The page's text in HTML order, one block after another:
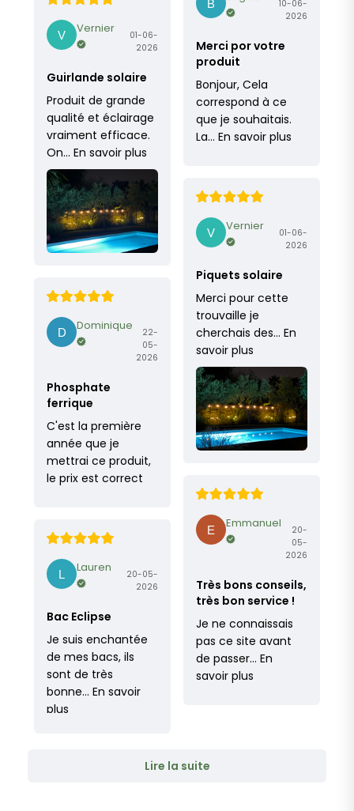
10-06-
2026
Merci por votre
produit
Bonjour, Cela
correspond à ce
que je souhaitais.
La… En savoir plus
Vernier
01-06-
2026
Guirlande solaire
Produit de grande
qualité et éclairage
vraiment efficace.
On… En savoir plus
Vernier
01-06-
2026
Piquets solaire
Merci pour cette
trouvaille je
cherchais des… En
savoir plus
Dominique
22-
05-
2026
Phosphate
ferrique
C'est la première
année que je
mettrai ce produit,
le prix est correct
Emmanuel
20-
05-
2026
Très bons conseils,
très bon service !
Je ne connaissais
pas ce site avant
de passer… En
savoir plus
Lauren
20-05-
2026
Bac Eclipse
Je suis enchantée
de mes bacs, ils
sont de très
bonne… En savoir
plus
Lire la suite